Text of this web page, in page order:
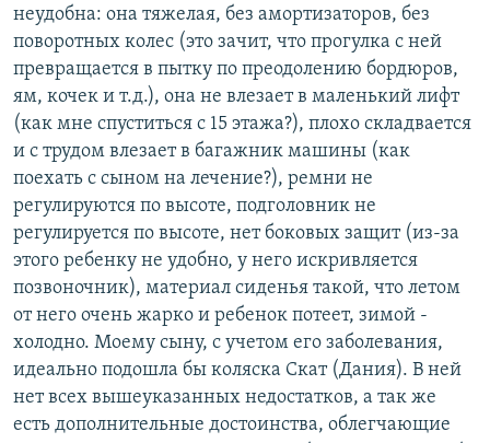
неудобна: она тяжелая, без амортизаторов, без
поворотных колес (это зачит, что прогулка с ней
превращается в пытку по преодолению бордюров,
ям, кочек и т.д.), она не влезает в маленький лифт
(как мне спуститься с 15 этажа?), плохо складвается
и с трудом влезает в багажник машины (как
поехать с сыном на лечение?), ремни не
регулируются по высоте, подголовник не
регулируется по высоте, нет боковых защит (из-за
этого ребенку не удобно, у него искривляется
позвоночник), материал сиденья такой, что летом
от него очень жарко и ребенок потеет, зимой -
холодно. Моему сыну, с учетом его заболевания,
идеально подошла бы коляска Скат (Дания). В ней
нет всех вышеуказанных недостатков, а так же
есть дополнительные достоинства, облегчающие